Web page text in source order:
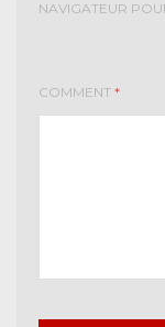
NAVIGATEUR
COMMENT *